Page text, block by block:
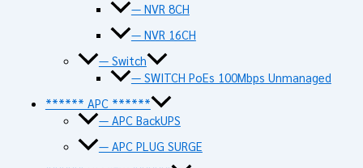
— NVR 8CH
— NVR 16CH
— Switch
— SWITCH PoEs 100Mbps Unmanaged
****** APC ******
— APC BackUPS
— APC PLUG SURGE